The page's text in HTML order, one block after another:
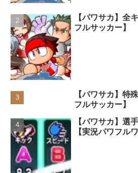
【パワサカ】全
フルサッカー】
【パワサカ】特
フルサッカー】
【パワサカ】選
【実況パワフル